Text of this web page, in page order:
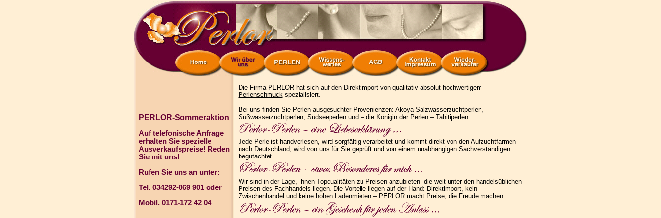
PERLOR-Sommeraktion
Auf telefonische Anfrage
erhalten Sie spezielle
Ausverkaufspreise! Reden
Sie mit uns!
Rufen Sie uns an unter:
Tel. 034292-869 901 oder
Mobil. 0171-172 42 04
Die Firma PERLOR hat sich auf den Direktimport von qualitativ absolut hochwertigem
Perlenschmuckspezialisiert.
Bei uns finden Sie Perlen ausgesuchter Provenienzen: Akoya-Salzwasserzuchtperlen,
Süßwasserzuchtperlen, Südseeperlen und – die Königin der Perlen – Tahitiperlen.
Jede Perle ist handverlesen, wird sorgfältig verarbeitet und kommt direkt von den Aufzuchtfarmen
nach Deutschland; wird von uns für Sie geprüft und von einem unabhängigen Sachverständigen
begutachtet.
Wir sind in der Lage, Ihnen Topqualitäten zu Preisen anzubieten, die weit unter den handelsüblichen
Preisen des Fachhandels liegen. Die Vorteile liegen auf der Hand: Direktimport, kein
Zwischenhandel und keine hohen Ladenmieten – PERLOR macht Preise, die Freude machen.